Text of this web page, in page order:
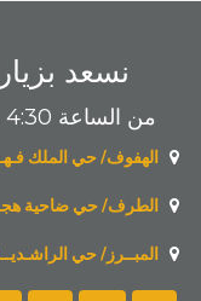
نسعد
من الساعة 4:30 م - إلى الساعة 10:30 م
الهفوف/ حي الملك
الطرف/ حي ضاحية
المبــرز/ حي